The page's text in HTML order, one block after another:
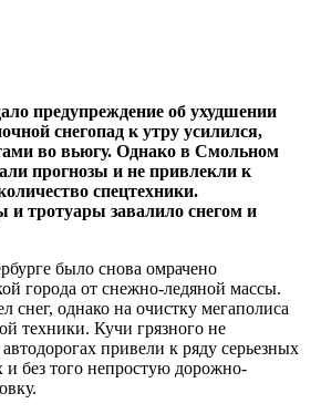
предупреждение об ухудшении
снегопад к утру усилился,
во вьюгу. Однако в Смольном
прогнозы и не привлекли к
спецтехники.
и тротуары завалило снегом и
было снова омрачено
города от снежно-ледяной массы.
однако на очистку мегаполиса
техники. Кучи грязного не
привели к ряду серьезных
без того непростую дорожно-